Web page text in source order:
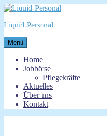
Zum
springen
Liquid-Personal
Menü
Home
Jobbörse
Pflegekräfte
Aktuelles
Über uns
Kontakt